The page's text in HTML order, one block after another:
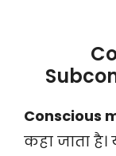
Conscious
कहा जाता